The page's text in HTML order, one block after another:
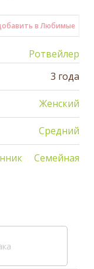
в Любимые
Ротвейлер
3 года
Женский
Средний
Семейная